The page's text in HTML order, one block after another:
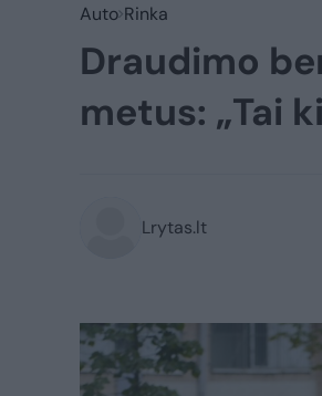
Auto Rinka
Draudimo
metus: „Tai
Lrytas.lt